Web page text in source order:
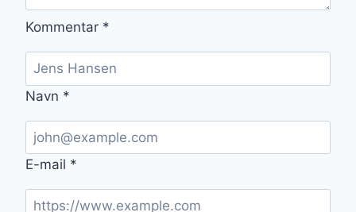
Kommentar *
Navn *
E-mail *